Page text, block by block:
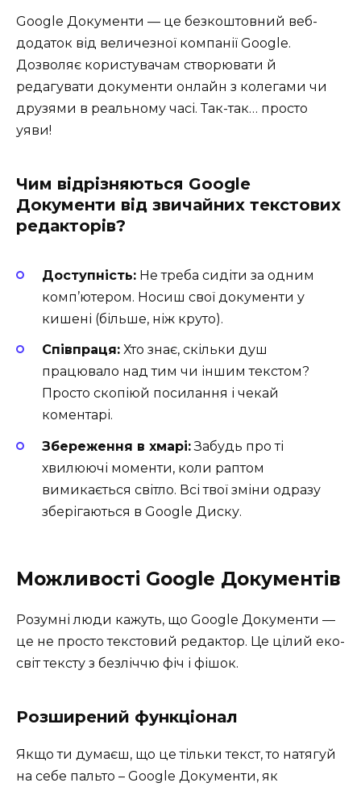
Google Документи — це безкоштовний веб-
додаток від величезної компанії Google.
Дозволяє користувачам створювати й
редагувати документи онлайн з колегами чи
друзями в реальному часі. Так-так… просто
уяви!
Чим відрізняються Google
Документи від звичайних текстових
редакторів?
Доступність: Не треба сидіти за одним
комп’ютером. Носиш свої документи у
кишені (більше, ніж круто).
Співпраця: Хто знає, скільки душ
працювало над тим чи іншим текстом?
Просто скопіюй посилання і чекай
коментарі.
Збереження в хмарі:Забудь про ті
хвилюючі моменти, коли раптом
вимикається світло. Всі твої зміни одразу
зберігаються в Google Диску.
Можливості Google Документів
Розумні люди кажуть, що Google Документи —
це не просто текстовий редактор. Це цілий еко-
світ тексту з безліччю фіч і фішок.
Розширений функціонал
Якщо ти думаєш, що це тільки текст, то натягуй
на себе пальто – Google Документи, як